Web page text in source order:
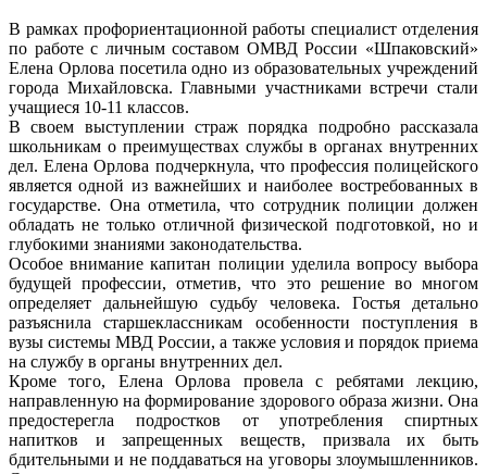
В рамках профориентационной работы специалист отделения
по работе с личным составом ОМВД России «Шпаковский»
Елена Орлова посетила одно из образовательных учреждений
города Михайловска. Главными участниками встречи стали
учащиеся 10-11 классов.
В своем выступлении страж порядка подробно рассказала
школьникам о преимуществах службы в органах внутренних
дел. Елена Орлова подчеркнула, что профессия полицейского
является одной из важнейших и наиболее востребованных в
государстве. Она отметила, что сотрудник полиции должен
обладать не только отличной физической подготовкой, но и
глубокими знаниями законодательства.
Особое внимание капитан полиции уделила вопросу выбора
будущей профессии, отметив, что это решение во многом
определяет дальнейшую судьбу человека. Гостья детально
разъяснила старшеклассникам особенности поступления в
вузы системы МВД России, а также условия и порядок приема
на службу в органы внутренних дел.
Кроме того, Елена Орлова провела с ребятами лекцию,
направленную на формирование здорового образа жизни. Она
предостерегла подростков от употребления спиртных
напитков и запрещенных веществ, призвала их быть
бдительными и не поддаваться на уговоры злоумышленников.